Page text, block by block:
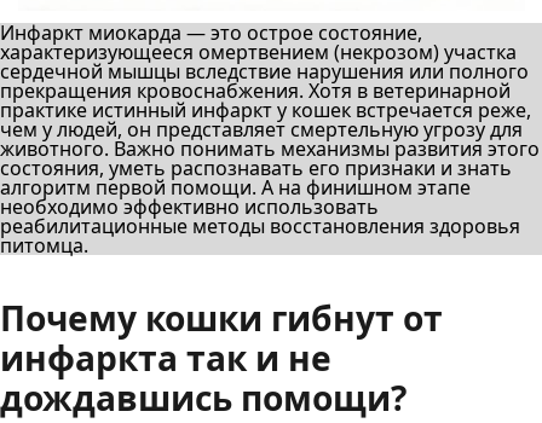
Инфаркт миокарда — это острое состояние,
характеризующееся омертвением (некрозом) участка
сердечной мышцы вследствие нарушения или полного
прекращения кровоснабжения. Хотя в ветеринарной
практике истинный инфаркт у кошек встречается реже,
чем у людей, он представляет смертельную угрозу для
животного. Важно понимать механизмы развития этого
состояния, уметь распознавать его признаки и знать
алгоритм первой помощи. А на финишном этапе
необходимо эффективно использовать
реабилитационные методы восстановления здоровья
питомца.
Почему кошки гибнут от
инфаркта так и не
дождавшись помощи?